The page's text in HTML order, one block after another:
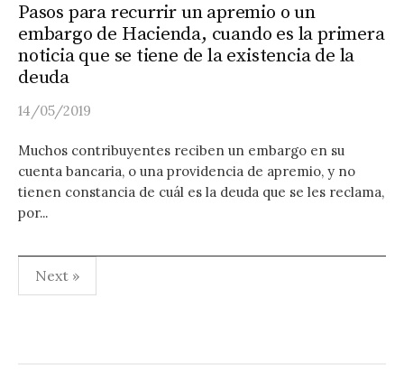
Pasos para recurrir un apremio o un
embargo de Hacienda, cuando es la primera
noticia que se tiene de la existencia de la
deuda
14/05/2019
Muchos contribuyentes reciben un embargo en su
cuenta bancaria, o una providencia de apremio, y no
tienen constancia de cuál es la deuda que se les reclama,
por...
Paginación
de
Next »